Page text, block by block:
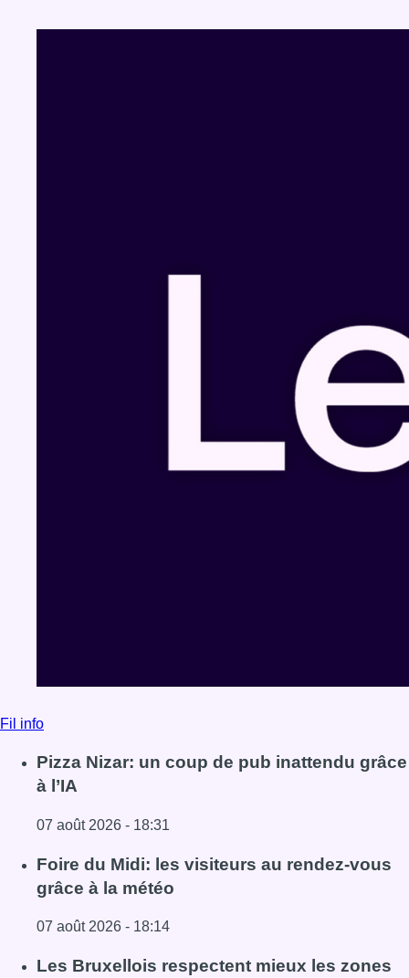
Fil info
Pizza Nizar: un coup de pub inattendu grâce
à l’IA
07 août 2026 - 18:31
Lire l'article Pizza Nizar: un coup de pub inattendu grâce
Foire du Midi: les visiteurs au rendez-vous
grâce à la météo
07 août 2026 - 18:14
Lire l'article Foire du Midi: les visiteurs au rendez-vous
Les Bruxellois respectent mieux les zones